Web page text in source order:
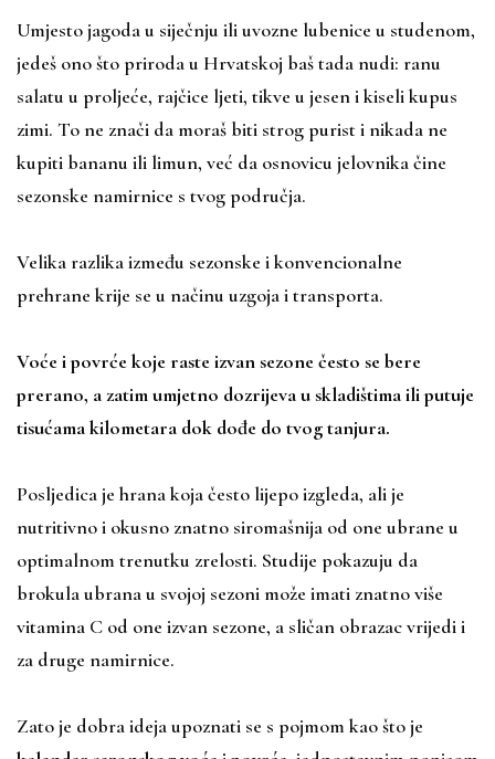
Umjesto jagoda u siječnju ili uvozne lubenice u studenom,
jedeš ono što priroda u Hrvatskoj baš tada nudi: ranu
salatu u proljeće, rajčice ljeti, tikve u jesen i kiseli kupus
zimi. To ne znači da moraš biti strog purist i nikada ne
kupiti bananu ili limun, već da osnovicu jelovnika čine
sezonske namirnice s tvog područja.
Velika razlika između sezonske i konvencionalne
prehrane krije se u načinu uzgoja i transporta.
Voće i povrće koje raste izvan sezone često se bere
prerano, a zatim umjetno dozrijeva u skladištima ili putuje
tisućama kilometara dok dođe do tvog tanjura.
Posljedica je hrana koja često lijepo izgleda, ali je
nutritivno i okusno znatno siromašnija od one ubrane u
optimalnom trenutku zrelosti. Studije pokazuju da
brokula ubrana u svojoj sezoni može imati znatno više
vitamina C od one izvan sezone, a sličan obrazac vrijedi i
za druge namirnice.
Zato je dobra ideja upoznati se s pojmom kao što je